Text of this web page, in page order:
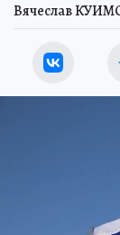
Вячеслав